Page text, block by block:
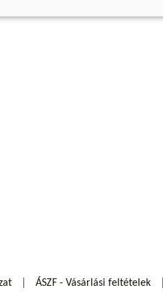
ÁSZF - Vásárlási feltételek